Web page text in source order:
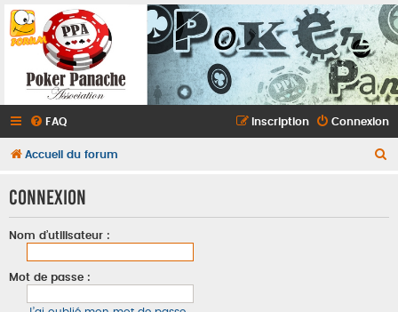
FAQ Connexion
Inscription
Accueil du forum
Connexion
Nom d’utilisateur :
Mot de passe :